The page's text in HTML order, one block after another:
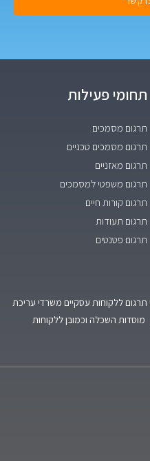
תחומי פעילות
תרגום מסמכים
תרגום מסמכים טכניים
תרגום מאזניים
תרגום משפטי למסמכים
תרגום קורות חיים
תרגום תעודות
תרגום פטנטים
תרגום ללקוחות עסקיים משרדי עריכת
השכלה וכמובן ללקוחות